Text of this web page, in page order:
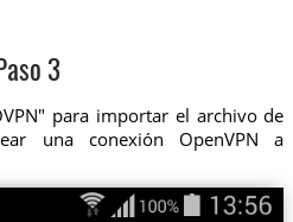
Paso 3
para importar el archivo de
una conexión OpenVPN a